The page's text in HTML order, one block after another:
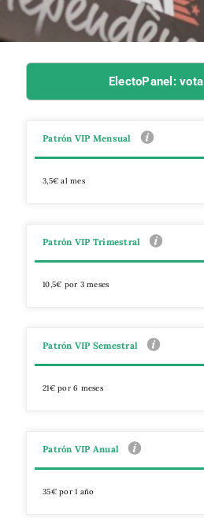
ElectoPanel: vota
Patrón VIP Mensual
3,5€ al mes
Patrón VIP Trimestral
10,5€ por 3 meses
Patrón VIP Semestral
21€ por 6 meses
Patrón VIP Anual
35€ por 1 año